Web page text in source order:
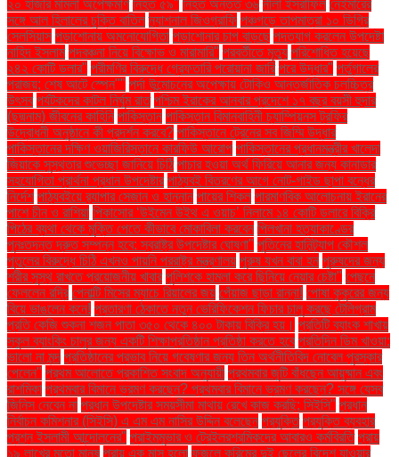
২০ হাজার মামলা অপেক্ষমাণ নিহত ৫৯" নিহত অন্তত ৩৬ নীলা ইসরাফিল নেইমারের
সঙ্গে আল হিলালের চুক্তি বাতিল ন্যাশনাল জিওগ্রাফি পঞ্চগড়ে তাপমাত্রা ১০ ডিগ্রি
সেলসিয়াস পড়াশোনায় অমনোযোগিতা পড়াশোনার চাপ বাড়ছে পদত্যাগ করলেন উপদেষ্টা
নাহিদ ইসলাম পদবঞ্চনা নিয়ে বিক্ষোভ ও মারামারি" পরবর্তীতে মৃত্যু পরিশোধিত হয়েছে
২৪২ কোটি ডলার" পরীমণির বিরুদ্ধে গ্রেফতারি পরোয়ানা জারি পরে উদ্ধার" পর্তুগালের
পরাজয়; শেষ আটে স্পেন"" পর্দা উন্মোচনের অপেক্ষায় টোকিও আন্তর্জাতিক চলচ্চিত্র
উৎসব পর্যটকদের কাটল নির্ঘুম রাত পশ্চিম ইরাকের আনবার প্রদেশে ১৭ বছর বয়সী হুদার
(ছদ্মনাম) জীবনের কাহিনি পাকিস্তান পাকিস্তান বিমানবাহিনী চ্যাম্পিয়নস ট্রফির
উদ্বোধনী অনুষ্ঠানে কী প্রদর্শন করবে? পাকিস্তানে ট্রেনের সব জিম্মি উদ্ধার
পাকিস্তানের দক্ষিণ ওয়াজিরিস্তানে কারফিউ আরোপ পাকিস্তানের প্রধানমন্ত্রীর খালেদা
জিয়াকে সুস্থতার শুভেচ্ছা জানিয়ে চিঠি পাচার হওয়া অর্থ ফিরিয়ে আনার জন্য কানাডার
সহযোগিতা প্রার্থনা প্রধান উপদেষ্টার পাঠ্যবই বিতরণের আগে নোট-গাইড ছাপা বন্ধের
নির্দেশ পাঠ্যবইয়ে র‍্যাপার সেজান ও হান্নান পায়ের শিকল পারমাণবিক আলোচনায় ইরানের
পাশে চীন ও রাশিয়া পিকাসোর ‘উইমেন উইথ এ ওয়াচ’ নিলামে ১৪ কোটি ডলারে বিক্রি
পিঠের ব্যথা থেকে মুক্তি পেতে কীভাবে মোকাবিলা করবেন পিলখানা হত্যাকাণ্ডের
পুনঃতদন্ত দ্রুত সম্পন্ন হবে: স্বরাষ্ট্র উপদেষ্টার ঘোষণা" পুতিনের হানিট্র্যাপ কৌশল
পুতুলের বিরুদ্ধে চিঠি এখনও পায়নি পররাষ্ট্র মন্ত্রণালয় পুরুষ যখন বাবা হন পুরুষদের জন্য
শরীর সুস্থ রাখতে প্রয়োজনীয় খাবার পুলিশকে হামলা করে ছিনিয়ে নেয়ার চেষ্টা" পেছনে
ফেললেন রদ্রি পেনাল্টি মিসের ম্যাচে রিয়ালের জয় পেঁয়াজ ছাড়া রান্না! পোষা কুকুরের জন্য
বিয়ে ভাঙলেন কনে! প্রতারণা ঠেকাতে নতুন ভেরিফিকেশন ফিচার চালু করছে টেলিগ্রাম
প্রতি কেজি শুকনা শজন পাতা ৩৫০ থেকে ৪০০ টাকায় বিক্রি হয়। প্রতিটি ব্যাংক শাখায়
স্কুল ব্যাংকিং চালুর জন্য একটি শিক্ষাপ্রতিষ্ঠান প্রতিষ্ঠা করতে হবে প্রতিদিন ডিম খাওয়া:
ভালো না মন্দ প্রতিষ্ঠানের প্রভাব নিয়ে গবেষণার জন্য তিন অর্থনীতিবিদ নোবেল পুরস্কার
পেলেন" প্রথম আলোতে প্রকাশিত সংবাদ অনুযায়ী প্রথমবার জুটি বাঁধছেন আয়ুষ্মান এবং
রাশমিকা প্রথমবার বিমানে ভ্রমণ করছেন? প্রথমবার বিমানে ভ্রমণ করছেন? সঙ্গে যেসব
জিনিস নেবেন না প্রধান উপদেষ্টার সময়সীমা মাথায় রেখে কাজ করছি: সিইসি" প্রধান
নির্বাচন কমিশনার (সিইসি) এ এম এম নাসির উদ্দিন বলেছেন প্রযুক্তি প্রযুক্তি ব্যবহার
প্রশ্ন ইসলামী আন্দোলনের" প্রাইমমুভার ও ট্রেইলরশ্রমিকদের আবারও কর্মবিরতি প্রায়
১৯ লাখের মতো মানুষ প্রায় এক মাস হলো ফজলে করিমের দুই ছেলের বিদেশ যাওয়ার